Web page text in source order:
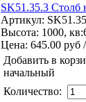
SK51.35.3 Столб
Артикул:
Высота: 1000,
Цена: 645.00 руб
Добавить в
начальный
Количество: